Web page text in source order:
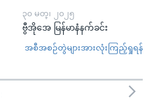
၃၀ မတ္၊ ၂၀၂၅
ဗွီအိုအေ မြန်မာနံနက်ခင်း
အစီအစဉ်တွဲများအားလုံးကြည့်ရှုရန်